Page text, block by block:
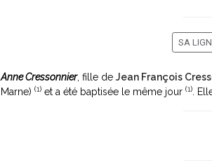
SA
Anne Cressonnier, fille de Jean François
Marne) (1) et a été baptisée le même jour (1) .